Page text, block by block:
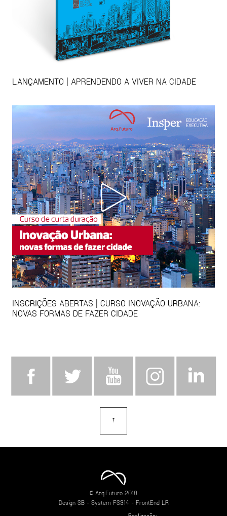
LANÇAMENTO | APRENDENDO A VIVER NA CIDADE
INSCRIÇÕES ABERTAS | CURSO INOVAÇÃO URBANA:
NOVAS FORMAS DE FAZER CIDADE
⇡
© Arq.Futuro 2018
Design SB- System FS314 - FrontEnd LR